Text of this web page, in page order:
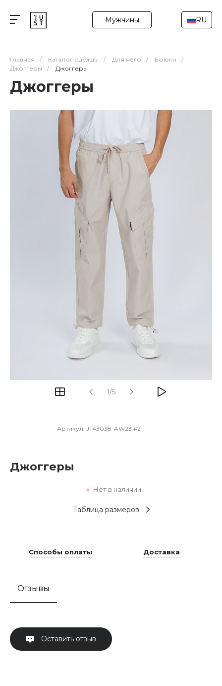
Мужчины RU
Главная / Каталог одежды / Для него / Брюки
/
Джоггеры
/ Джоггеры
Джоггеры
1/5
Артикул: JT43038-AW23 #2
Джоггеры
Нет в наличии
Таблица размеров
Способы оплаты Доставка
Отзывы
Оставить отзыв